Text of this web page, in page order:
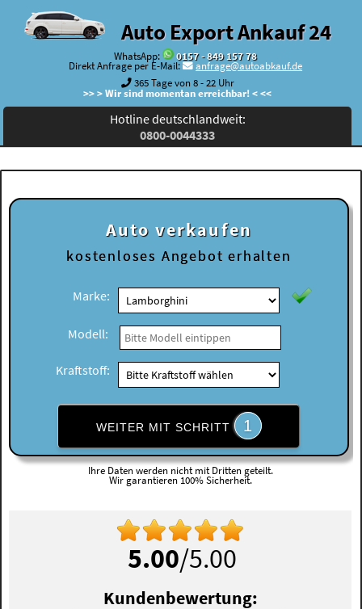
Auto Export Ankauf 24
WhatsApp:
0157 - 849 157 78
Direkt Anfrage per E-Mail:
anfrage@autoabkauf.de
365 Tage von 8 - 22 Uhr
>> > Wir sind momentan erreichbar! < <<
Hotline deutschlandweit:
0800-0044333
Auto verkaufen
kostenloses Angebot erhalten
Marke:
Modell:
Kraftstoff:
WEITER MIT SCHRITT 1
Ihre Daten werden nicht mit Dritten geteilt.
Wir garantieren 100% Sicherheit.
5.00/5.00
Kundenbewertung: